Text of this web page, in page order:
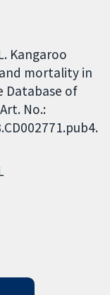
Kangaroo
mortality in
Database of
No.: